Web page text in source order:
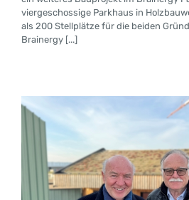
viergeschossige Parkhaus in
als 200 Stellplätze für die beiden
Brainergy [...]